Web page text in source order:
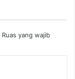
Ruas yang wajib